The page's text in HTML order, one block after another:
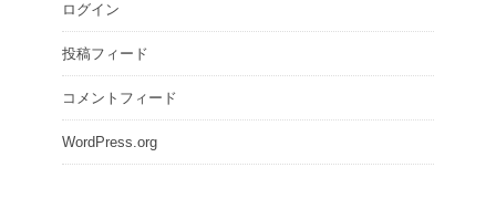
ログイン
投稿フィード
コメントフィード
WordPress.org